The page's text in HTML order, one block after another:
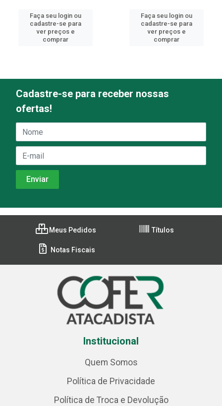
Faça seu login ou
cadastre-se para
ver preços e
comprar
Faça seu login ou
cadastre-se para
ver preços e
comprar
Cadastre-se para receber nossas
ofertas!
Meus Pedidos Títulos
Notas Fiscais
Institucional
Quem Somos
Política de Privacidade
Política de Troca e Devolução